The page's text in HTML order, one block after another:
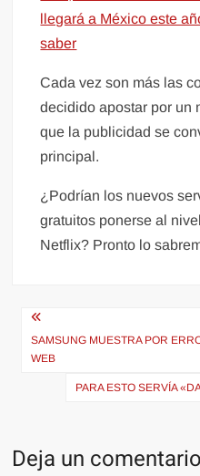
llegará a México este
saber
Cada vez son más las
decidido apostar por un
que la publicidad se
principal.
¿Podrían los nuevos
gratuitos ponerse al
Netflix? Pronto lo
Navegación
de
entradas
SAMSUNG MUESTRA POR
WEB
PARA ESTO SERVÍA
Deja un comentario